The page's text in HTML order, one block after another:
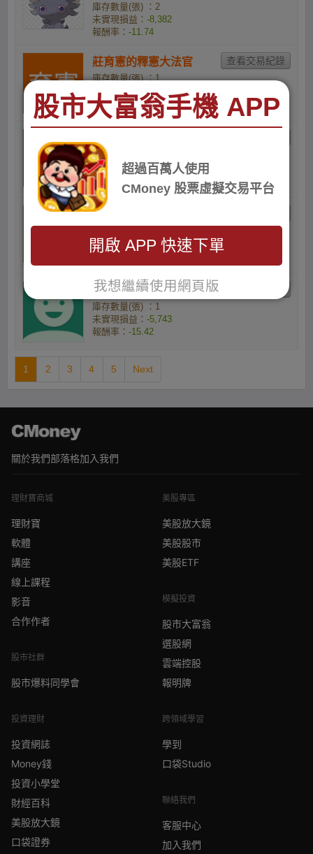
庫存數量(張) ：2
未實現損益： -8,382
報酬率： -11.74
莊育憲的釋憲大法官
庫存數量(張) ：1
未實現損益： -4,892
報酬率：-13.44
庫存數量(張) ：3
未實現損益：-16,479
報酬率：
股海韭菜盒的小資族
未實現損益：-28,066
報酬率：
geeHcAuHHm的小資族
庫存數量(張) ：1
未實現損益： -5,743
報酬率： -15.42
1 2 3 4 5 Next
關於我們部落格加入我們
理財寶商城
理財寶
軟體
講座
線上課程
影音
合作作者
股市社群
股市爆料同學會
投資理財
投資網誌
Money錢
投資小學堂
財經百科
美股放大鏡
口袋證券
美股專區
美股放大鏡
美股股市
美股ETF
模擬投資
股市大富翁
選股網
雲端控股
報明牌
跨領域學習
學到
口袋Studio
聯絡我們
客服中心
加入我們
股市大富翁手機 APP
超過百萬人使用
CMoney 股票虛擬交易平台
開啟 APP 快速下單
我想繼續使用網頁版